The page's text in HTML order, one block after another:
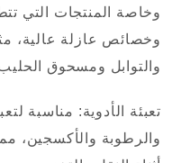
وخاصة المنتجات التي
وخصائص عازلة عالية،
والتوابل ومسحوق
تعبئة الأدوية: مناسبة
والرطوبة والأكسجين،